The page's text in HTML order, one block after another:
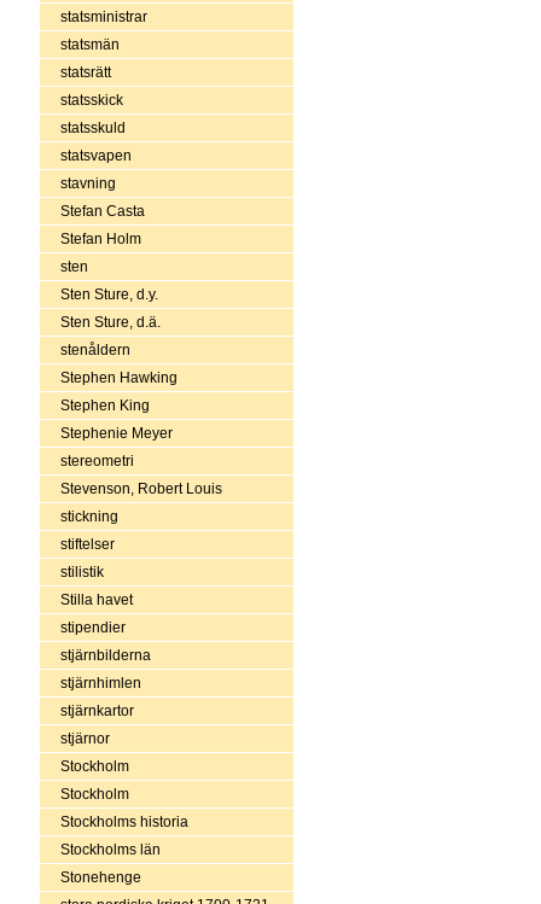
statsministrar
statsmän
statsrätt
statsskick
statsskuld
statsvapen
stavning
Stefan Casta
Stefan Holm
sten
Sten Sture, d.y.
Sten Sture, d.ä.
stenåldern
Stephen Hawking
Stephen King
Stephenie Meyer
stereometri
Stevenson, Robert Louis
stickning
stiftelser
stilistik
Stilla havet
stipendier
stjärnbilderna
stjärnhimlen
stjärnkartor
stjärnor
Stockholm
Stockholm
Stockholms historia
Stockholms län
Stonehenge